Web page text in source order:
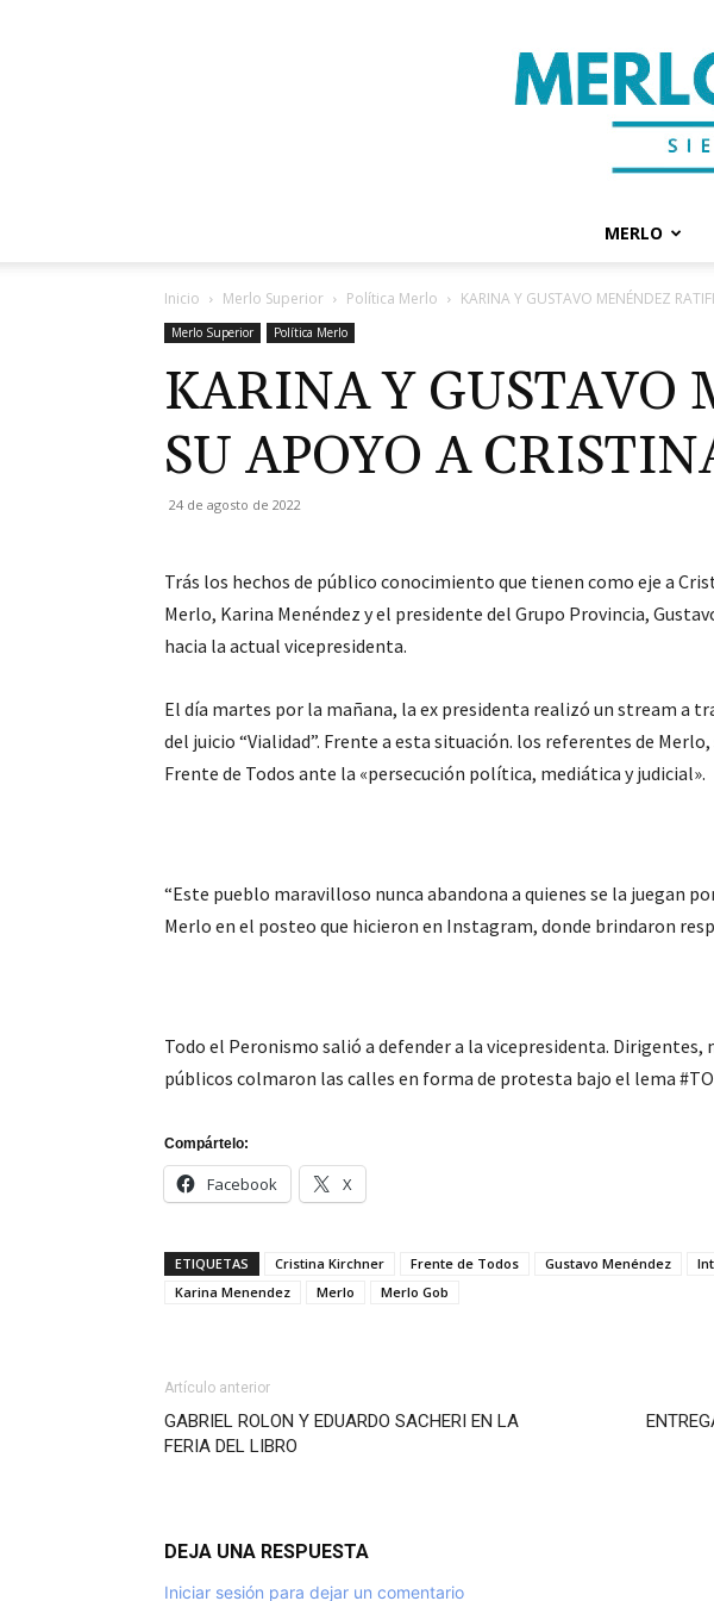
MERLO
Inicio Merlo Superior Política Merlo KARINA Y GUSTAVO MENÉNDEZ
Merlo Superior Política Merlo
KARINA Y GUSTAVO
SU APOYO A
24 de agosto de 2022
Trás los hechos de público conocimiento que tienen como eje a
Merlo, Karina Menéndez y el presidente del Grupo Provincia,
hacia la actual vicepresidenta.
El día martes por la mañana, la ex presidenta realizó un stream a
del juicio “Vialidad”. Frente a esta situación. los referentes de
Frente de Todos ante la «persecución política, mediática y judicial».
“Este pueblo maravilloso nunca abandona a quienes se la juegan
Merlo en el posteo que hicieron en Instagram, donde brindaron
Todo el Peronismo salió a defender a la vicepresidenta.
públicos colmaron las calles en forma de protesta bajo el lema
Compártelo:
Facebook X
ETIQUETAS Cristina Kirchner Frente de Todos Gustavo Menéndez
Karina Menendez
Merlo Merlo Gob
Artículo anterior
GABRIEL ROLON Y EDUARDO SACHERI EN LA
FERIA DEL LIBRO
DEJA UNA RESPUESTA
Iniciar sesión para dejar un comentario